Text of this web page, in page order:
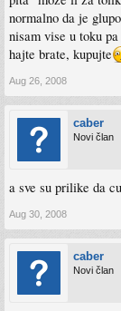
normalno da je
nisam vise u toku
hajte brate, kupujte
Aug 26, 2008
caber
Novi član
a sve su prilike da
Aug 30, 2008
caber
Novi član